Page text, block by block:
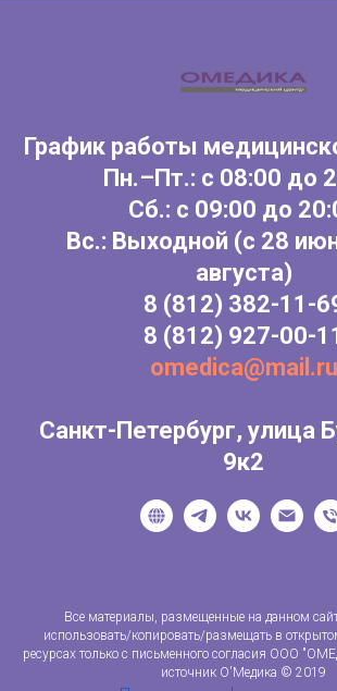
График работы
Пн.–Пт.: с 08:00 до
Сб.: с 09:00 до
Вс.: Выходной (с 28
августа)
8 (812) 382-11-
8 (812) 927-00-
omedica@mail.ru
Санкт-Петербург, улица
9к2
Все материалы, размещенные на данном
использовать/копировать/размещать в
ресурсах только с письменного согласия ООО
источник О'Медика © 2019